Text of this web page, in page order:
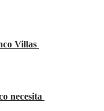
Villas
necesita